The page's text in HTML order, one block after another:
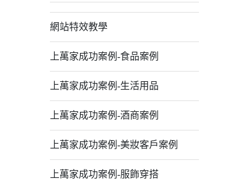
網站特效教學
上萬家成功案例-食品案例
上萬家成功案例-生活用品
上萬家成功案例-酒商案例
上萬家成功案例-美妝客戶案例
上萬家成功案例-服飾穿搭